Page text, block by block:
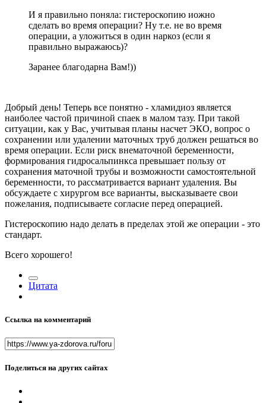
И я правильно поняла: гистероскопию иожно
сделать во время операции? Ну т.е. не во время
операции, а уложиться в один наркоз (если я
правильно выражаюсь)?
Заранее благодарна Вам!))
Добрый день! Теперь все понятно - хламидиоз является
наиболее частой причиной спаек в малом тазу. При такой
ситуации, как у Вас, учитывая планы насчет ЭКО, вопрос о
сохранении или удалении маточных труб должен решаться во
время операции. Если риск внематочной беременности,
формирования гидросальпинкса превышает пользу от
сохранения маточной трубы и возможности самостоятельной
беременности, то рассматривается вариант удаления. Вы
обсуждаете с хирургом все варианты, высказываете свои
пожелания, подписываете согласие перед операцией.
Гистероскопию надо делать в пределах этой же операции - это
стандарт.
Всего хорошего!
Цитата
Ссылка на комментарий
Поделиться на других сайтах